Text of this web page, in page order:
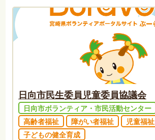
日向市民生委員児童委員協議会
日向市ボランティア・市民活動センター
高齢者福祉
障がい者福祉
児童福祉
子どもの健全育成